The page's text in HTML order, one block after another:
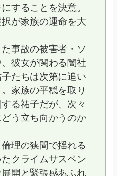
することを決意。
が家族の運命を大
事故の被害者・ソ
彼女が関わる闇社
たちは次第に追い
家族の平穏を取り
る祐子だが、次々
う立ち向かうのか
理の狭間で揺れる
クライムサスペン
開と緊張感あふれ